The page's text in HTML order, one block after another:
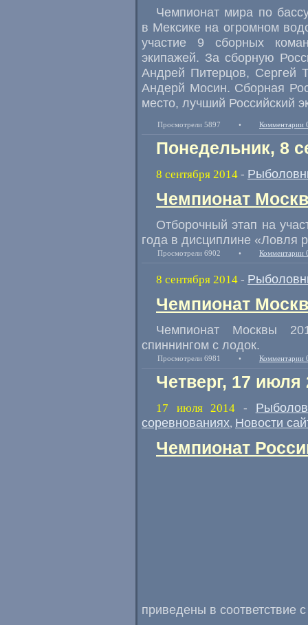
Чемпионат мира по
в Мексике на огромном
участие 9 сборных
экипажей. За сборную
Андрей Питерцов, Сергей
Андерй Мосин. Сборная
место, лучший Российский
Просмотрели 5897 • Комментарии
Понедельник, 8
8 сентября 2014 -
Чемпионат
Отборочный этап на
года в дисциплине «Ловля
Просмотрели 6902 • Комментарии
8 сентября 2014 -
Чемпионат
Чемпионат Москвы
спиннингом с лодок.
Просмотрели 6981 • Комментарии
Четверг, 17 июля
17 июля 2014 -
соревнованиях, Новости
Чемпионат
приведены в